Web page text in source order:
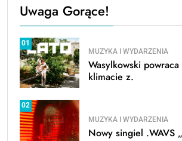
Uwaga Gorące!
01
MUZYKA I WYDARZENIA
Wasylkowski
klimacie z.
02
MUZYKA I WYDARZENIA
Nowy singiel .WAVS